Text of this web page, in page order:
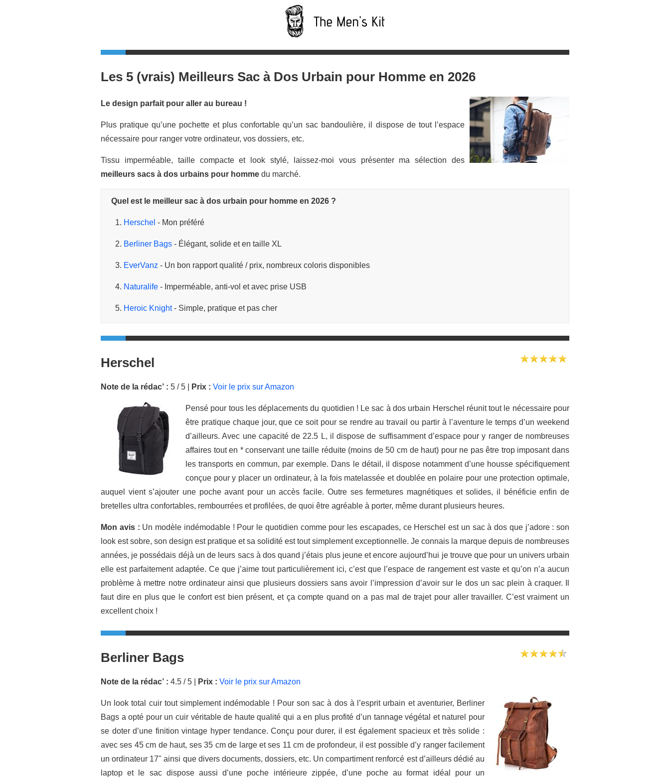
Les 5 (vrais) Meilleurs Sac à Dos Urbain pour Homme en 2026
Le design parfait pour aller au bureau !
Plus pratique qu’une pochette et plus confortable qu’un sac bandoulière, il dispose de tout l’espace
nécessaire pour ranger votre ordinateur, vos dossiers, etc.
Tissu imperméable, taille compacte et look stylé, laissez-moi vous présenter ma sélection des
meilleurs sacs à dos urbains pour homme du marché.
Quel est le meilleur sac à dos urbain pour homme en 2026 ?
Herschel - Mon préféré
Berliner Bags - Élégant, solide et en taille XL
EverVanz - Un bon rapport qualité / prix, nombreux coloris disponibles
Naturalife - Imperméable, anti-vol et avec prise USB
Heroic Knight- Simple, pratique et pas cher
Herschel
Note de la rédac’ : 5 / 5 | Prix : Voir le prix sur Amazon
Pensé pour tous les déplacements du quotidien ! Le sac à dos urbain Herschel réunit tout le nécessaire pour
être pratique chaque jour, que ce soit pour se rendre au travail ou partir à l’aventure le temps d’un weekend
d’ailleurs. Avec une capacité de 22.5 L, il dispose de suffisamment d’espace pour y ranger de nombreuses
affaires tout en * conservant une taille réduite (moins de 50 cm de haut) pour ne pas être trop imposant dans
les transports en commun, par exemple. Dans le détail, il dispose notamment d’une housse spécifiquement
conçue pour y placer un ordinateur, à la fois matelassée et doublée en polaire pour une protection optimale,
auquel vient s’ajouter une poche avant pour un accès facile. Outre ses fermetures magnétiques et solides, il bénéficie enfin de
bretelles ultra confortables, rembourrées et profilées, de quoi être agréable à porter, même durant plusieurs heures.
Mon avis : Un modèle indémodable ! Pour le quotidien comme pour les escapades, ce Herschel est un sac à dos que j’adore : son
look est sobre, son design est pratique et sa solidité est tout simplement exceptionnelle. Je connais la marque depuis de nombreuses
années, je possédais déjà un de leurs sacs à dos quand j’étais plus jeune et encore aujourd’hui je trouve que pour un univers urbain
elle est parfaitement adaptée. Ce que j’aime tout particulièrement ici, c’est que l’espace de rangement est vaste et qu’on n’a aucun
problème à mettre notre ordinateur ainsi que plusieurs dossiers sans avoir l’impression d’avoir sur le dos un sac plein à craquer. Il
faut dire en plus que le confort est bien présent, et ça compte quand on a pas mal de trajet pour aller travailler. C’est vraiment un
excellent choix !
Berliner Bags
Note de la rédac’ : 4.5 / 5 | Prix : Voir le prix sur Amazon
Un look total cuir tout simplement indémodable ! Pour son sac à dos à l’esprit urbain et aventurier, Berliner
Bags a opté pour un cuir véritable de haute qualité qui a en plus profité d’un tannage végétal et naturel pour
se doter d’une finition vintage hyper tendance. Conçu pour durer, il est également spacieux et très solide :
avec ses 45 cm de haut, ses 35 cm de large et ses 11 cm de profondeur, il est possible d’y ranger facilement
un ordinateur 17" ainsi que divers documents, dossiers, etc. Un compartiment renforcé est d’ailleurs dédié au
laptop et le sac dispose aussi d’une poche intérieure zippée, d’une poche au format idéal pour un